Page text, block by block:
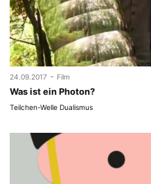
24.09.2017 - Film
Was ist ein Photon?
Teilchen-Welle Dualismus